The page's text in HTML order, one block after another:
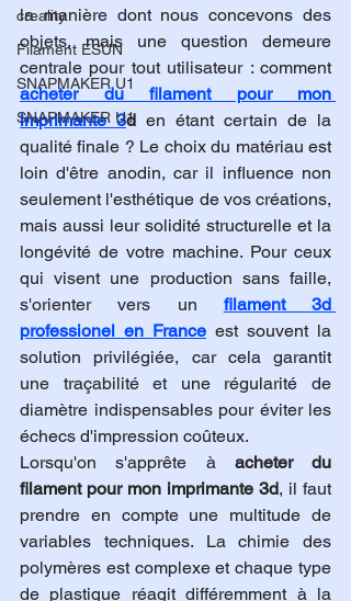
creality
Filament ESUN
SNAPMAKER U1
SNAPMAKER U1
la manière dont nous concevons des
objets, mais une question demeure
centrale pour tout utilisateur : comment
acheter du filament pour mon
imprimante 3d en étant certain de la
qualité finale ? Le choix du matériau est
loin d'être anodin, car il influence non
seulement l'esthétique de vos créations,
mais aussi leur solidité structurelle et la
longévité de votre machine. Pour ceux
qui visent une production sans faille,
s'orienter vers un filament 3d
professionel en France est souvent la
solution privilégiée, car cela garantit
une traçabilité et une régularité de
diamètre indispensables pour éviter les
échecs d'impression coûteux.
Lorsqu'on s'apprête à acheter du
filament pour mon imprimante 3d, il faut
prendre en compte une multitude de
variables techniques. La chimie des
polymères est complexe et chaque type
de plastique réagit différemment à la